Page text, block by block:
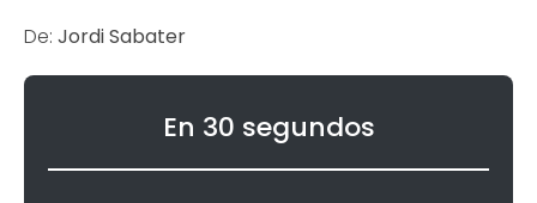
De: Jordi Sabater
En 30 segundos